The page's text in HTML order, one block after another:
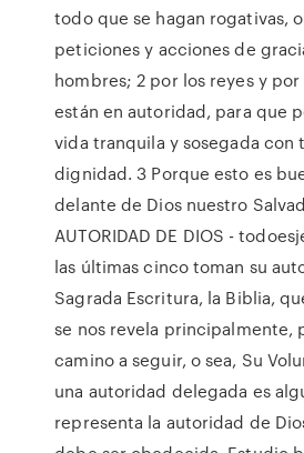
todo que se hagan rogativas,
peticiones y acciones de
hombres; 2 por los reyes y
están en autoridad, para que
vida tranquila y sosegada con
dignidad. 3 Porque esto es
delante de Dios nuestro
AUTORIDAD DE DIOS -
las últimas cinco toman su
Sagrada Escritura, la Biblia,
se nos revela principalmente,
camino a seguir, o sea, Su
una autoridad delegada es
representa la autoridad de